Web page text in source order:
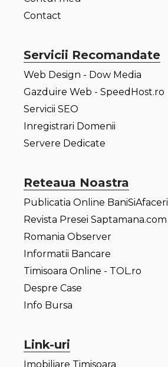
Contact
Servicii Recomandate
Web Design - Dow Media
Gazduire Web - SpeedHost.ro
Servicii SEO
Inregistrari Domenii
Servere Dedicate
Reteaua Noastra
Publicatia Online BaniSiAfaceri
Revista Presei Saptamana.com
Romania Observer
Informatii Bancare
Timisoara Online - TOL.ro
Despre Case
Info Bursa
Link-uri
Imobiliare Timisoara